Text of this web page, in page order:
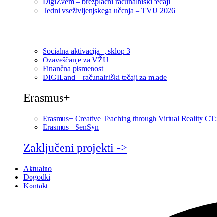
Tedni vseživljenjskega učenja – TVU 2026
Socialna aktivacija+, sklop 3
Ozaveščanje za VŽU
Finančna pismenost
DIGILand – računalniški tečaji za mlade
Erasmus+
Erasmus+ Creative Teaching through Virtual Reality
Erasmus+ SenSyn
Zaključeni projekti ->
Aktualno
Dogodki
Kontakt